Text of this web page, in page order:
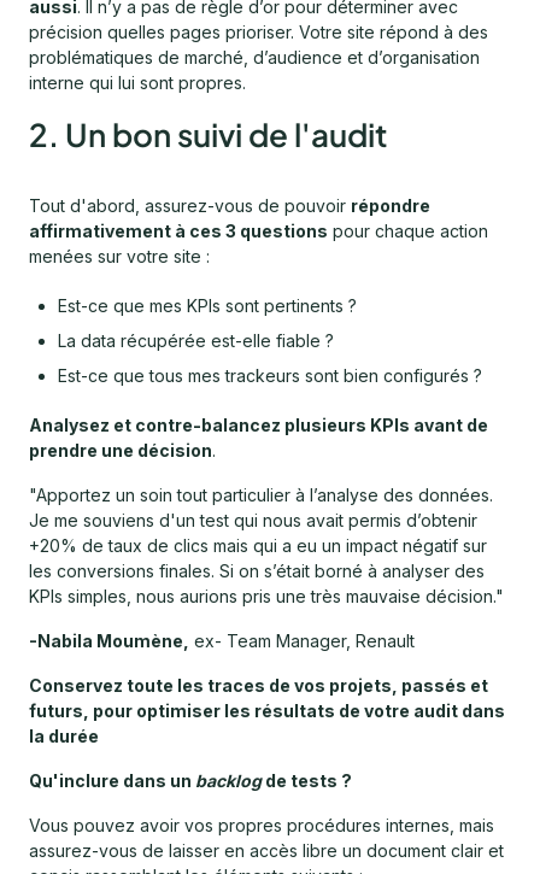
aussi. Il n’y a pas de règle d’or pour déterminer avec
précision quelles pages prioriser. Votre site répond à des
problématiques de marché, d’audience et d’organisation
interne qui lui sont propres.
2. Un bon suivi de l'audit
Tout d'abord, assurez-vous de pouvoir répondre
affirmativement à ces 3 questions pour chaque action
menées sur votre site :
Est-ce que mes KPIs sont pertinents ?
La data récupérée est-elle fiable ?
Est-ce que tous mes trackeurs sont bien configurés ?
Analysez et contre-balancez plusieurs KPIs avant de
prendre une décision.
"Apportez un soin tout particulier à l’analyse des données.
Je me souviens d'un test qui nous avait permis d’obtenir
+20% de taux de clics mais qui a eu un impact négatif sur
les conversions finales. Si on s’était borné à analyser des
KPIs simples, nous aurions pris une très mauvaise décision."
-Nabila Moumène, ex- Team Manager, Renault
Conservez toute les traces de vos projets, passés et
futurs, pour optimiser les résultats de votre audit dans
la durée
Qu'inclure dans un backlogde tests ?
Vous pouvez avoir vos propres procédures internes, mais
assurez-vous de laisser en accès libre un document clair et